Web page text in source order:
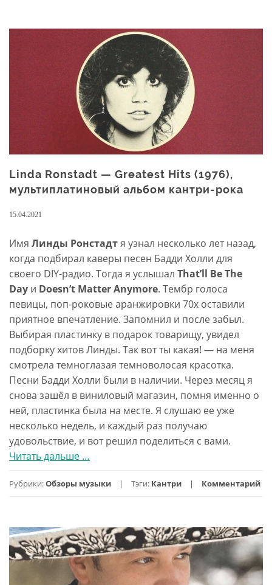
Linda Ronstadt — Greatest Hits (1976),
мультиплатиновый альбом кантри-рока
15.04.2021
Имя Линды Ронстадтя узнал несколько лет назад,
когда подбирал каверы песен Бадди Холли для
своего DIY-радио. Тогда я услышал That’ll Be The
Day и Doesn’t Matter Anymore. Тембр голоса
певицы, поп-роковые аранжировки 70х оставили
приятное впечатление. Запомнил и после забыл.
Выбирая пластинку в подарок товарищу, увидел
подборку хитов Линды. Так вот ты какая! — на меня
смотрела темноглазая темноволосая красотка.
Песни Бадди Холли были в наличии. Через месяц я
снова зашёл в виниловый магазин, помня именно о
ней, пластинка была на месте. Я слушаю ее уже
несколько недель, и каждый раз получаю
удовольствие, и вот решил поделиться с вами.
Читать дальше проLinda
—
(1976),
мультиплатиновый
альбом
кантри-
…
Рубрики:Обзоры музыки Тэги: Кантри Комментарий